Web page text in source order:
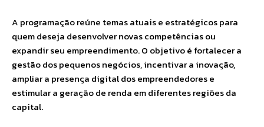
A programação reúne temas atuais e estratégicos para
quem deseja desenvolver novas competências ou
expandir seu empreendimento. O objetivo é fortalecer a
gestão dos pequenos negócios, incentivar a inovação,
ampliar a presença digital dos empreendedores e
estimular a geração de renda em diferentes regiões da
capital.